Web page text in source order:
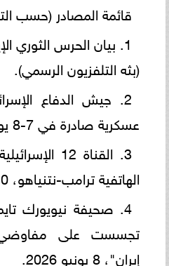
قائمة المصادر (حسب
(بثه التلفزيون الرسمي).
عسكرية صادرة في 7-8 يونيو 2026.
3. القناة 12
الهاتفية ترامب-نتنياهو، 10 يونيو 2026.
تجسست على
إيران"، 8 يونيو 2026.